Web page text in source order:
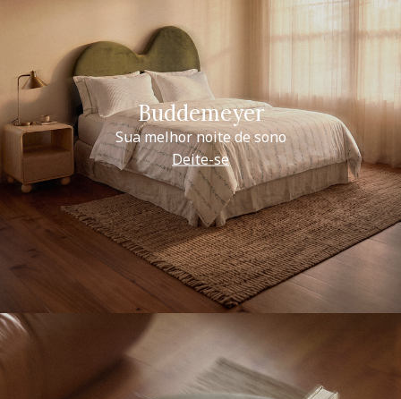
Buddemeyer
Sua melhor noite de sono
Deite-se